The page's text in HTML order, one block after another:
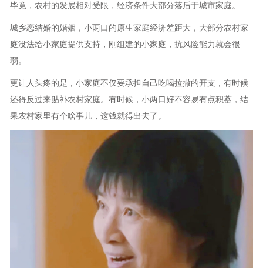
毕竟，农村的发展相对受限，经济条件大部分落后于城市家庭。
城乡恋结婚的婚姻，小两口的原生家庭经济差距大，大部分农村家
庭没法给小家庭提供支持，刚组建的小家庭，抗风险能力就会很
弱。
更让人头疼的是，小家庭不仅要承担自己吃喝拉撒的开支，有时候
还得反过来贴补农村家庭。有时候，小两口好不容易有点积蓄，结
果农村家里有个啥事儿，这钱就得出去了。